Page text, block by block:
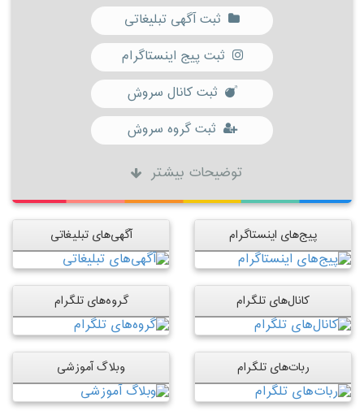
ثبت آگهی تبلیغاتی
ثبت پیج اینستاگرام
ثبت کانال سروش
ثبت گروه سروش
توضیحات بیشتر
پیج‌های اینستاگرام آگهی‌های تبلیغاتی
کانال‌های تلگرام گروه‌های تلگرام
ربات‌های تلگرام وبلاگ آموزشی